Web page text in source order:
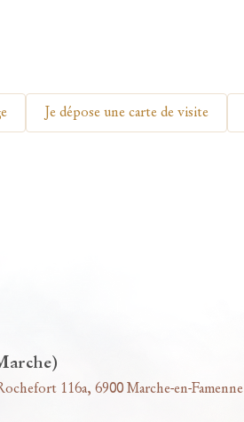
Je dépose une carte de visite
116a, 6900 Marche-en-Famenne